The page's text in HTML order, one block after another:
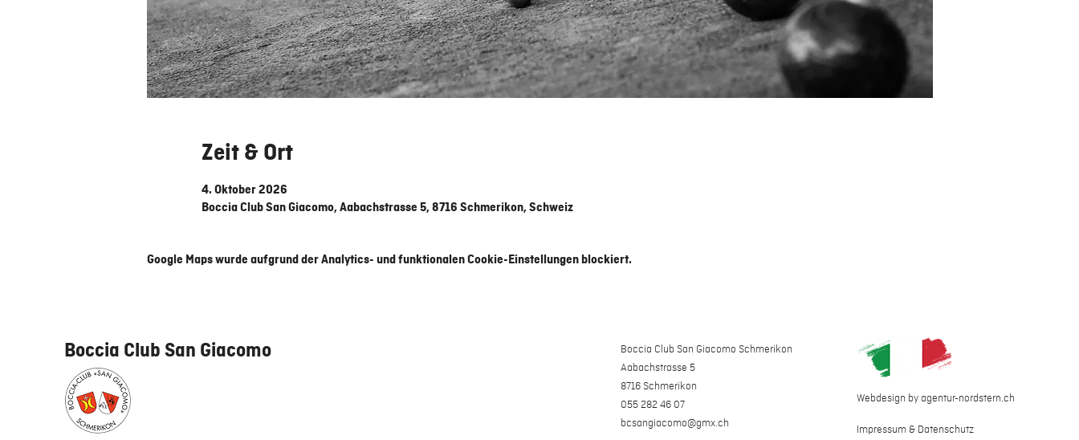
Zeit & Ort
4. Oktober 2026
Boccia Club San Giacomo, Aabachstrasse 5, 8716 Schmerikon, Schweiz
Google Maps wurde aufgrund der Analytics- und funktionalen Cookie-Einstellungen blockiert.
Boccia Club San Giacomo
Boccia Club San Giacomo Schmerikon
Aabachstrasse 5
8716 Schmerikon
055 282 46 07
bcsangiacomo@gmx.ch
Webdesign by agentur-nordstern.ch
Impressum & Datenschutz